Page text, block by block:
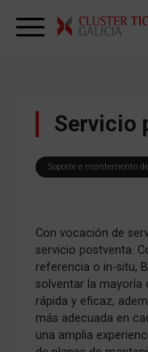
Servicio
Soporte e mantemento
Con vocación de
servicio postventa.
referencia o in-situ,
solventar la mayoría
rápida y eficaz,
más adecuada en
una amplia